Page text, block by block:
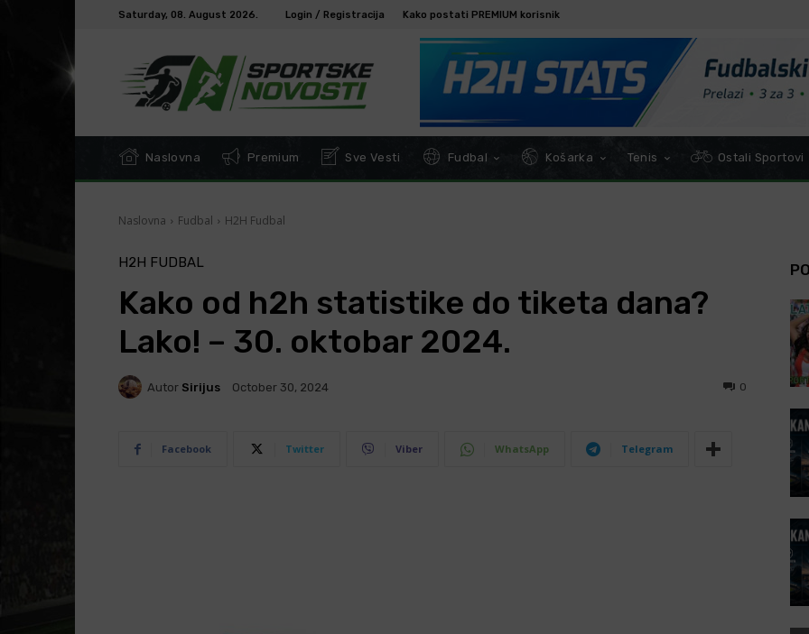
Saturday, 08. August 2026. Login / Registracija Kako postati PREMIUM korisnik
Naslovna Premium Sve Vesti Fudbal Košarka Tenis Ostali Sportovi
Naslovna Fudbal H2H Fudbal
H2H FUDBAL
Kako od h2h statistike do tiketa dana?
Lako! – 30. oktobar 2024.
Autor Sirijus October 30, 2024 0
Facebook Twitter Viber WhatsApp Telegram